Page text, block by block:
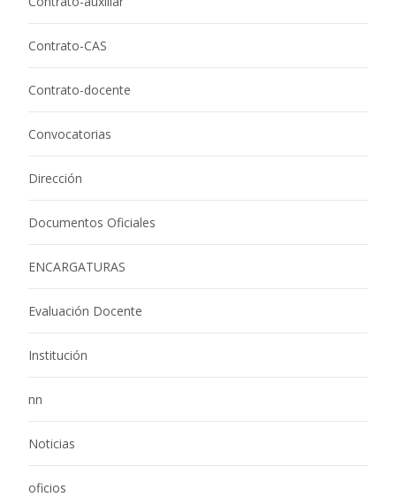
Contrato-CAS
Contrato-docente
Convocatorias
Dirección
Documentos Oficiales
ENCARGATURAS
Evaluación Docente
Institución
nn
Noticias
oficios